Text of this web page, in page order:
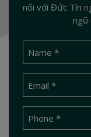
nối với Đức Tín
ngũ